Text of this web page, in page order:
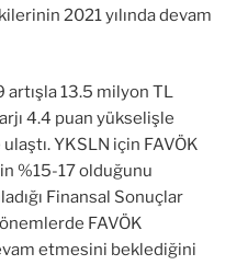
2021 yılında devam
artışla 13.5 milyon TL
4.4 puan yükselişle
YKSLN için FAVÖK
%15-17 olduğunu
Finansal Sonuçlar
FAVÖK
etmesini beklediğini